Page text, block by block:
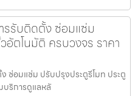
รรับติดตั้ง ซ่อมแซ่ม
อัตโนมัติ ครบวงจร ราคา
ซ่อมแซ่ม ปรับปรุงประตูรีโมท ประตู
บริการดูแลหลั